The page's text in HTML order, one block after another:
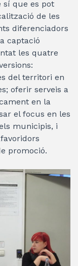
sí que es pot
de les
diferenciadors
captació
les quatre
del territori en
oferir serveis a
en la
el focus en les
municipis, i
promoció.